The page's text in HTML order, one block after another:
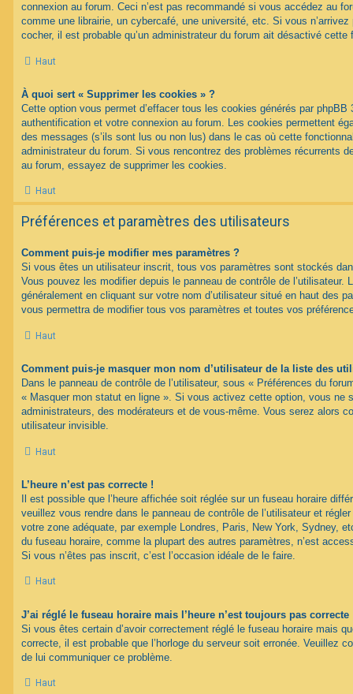
connexion au forum. Ceci n’est pas recommandé si vous accédez au
comme une librairie, un cybercafé, une université, etc. Si vous
cocher, il est probable qu’un administrateur du forum ait désactivé cette
Haut
À quoi sert « Supprimer les cookies » ?
Cette option vous permet d’effacer tous les cookies générés par phpBB
authentification et votre connexion au forum. Les cookies permettent
des messages (s’ils sont lus ou non lus) dans le cas où cette
administrateur du forum. Si vous rencontrez des problèmes récurrents
au forum, essayez de supprimer les cookies.
Haut
Préférences et paramètres des utilisateurs
Comment puis-je modifier mes paramètres ?
Si vous êtes un utilisateur inscrit, tous vos paramètres sont stockés
Vous pouvez les modifier depuis le panneau de contrôle de l’utilisateur.
généralement en cliquant sur votre nom d’utilisateur situé en haut des
vous permettra de modifier tous vos paramètres et toutes vos
Haut
Comment puis-je masquer mon nom d’utilisateur de la liste des
Dans le panneau de contrôle de l’utilisateur, sous « Préférences du
« Masquer mon statut en ligne ». Si vous activez cette option, vous ne
administrateurs, des modérateurs et de vous-même. Vous serez alors
utilisateur invisible.
Haut
L’heure n’est pas correcte !
Il est possible que l’heure affichée soit réglée sur un fuseau horaire
veuillez vous rendre dans le panneau de contrôle de l’utilisateur et
votre zone adéquate, par exemple Londres, Paris, New York, Sydney,
du fuseau horaire, comme la plupart des autres paramètres, n’est
Si vous n’êtes pas inscrit, c’est l’occasion idéale de le faire.
Haut
J’ai réglé le fuseau horaire mais l’heure n’est toujours pas correcte
Si vous êtes certain d’avoir correctement réglé le fuseau horaire mais
correcte, il est probable que l’horloge du serveur soit erronée. Veuillez
de lui communiquer ce problème.
Haut